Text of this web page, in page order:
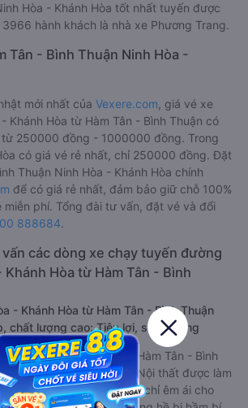
Hòa - Khánh Hòa tốt nhất tuyến được
hành khách là nhà xe Phương Trang.
Tân - Bình Thuận Ninh Hòa -
mới nhất của Vexere.com , giá vé xe
Khánh Hòa từ Hàm Tân - Bình Thuận có
250000 đồng - 1000000 đồng. Trong
có giá vé rẻ nhất, chỉ 250000 đồng. Đặt
Thuận Ninh Hòa - Khánh Hòa chính
để có giá rẻ nhất, đảm bảo giữ chỗ 100%
miễn phí. Tổng đài tư vấn, đặt vé và đổi
888684.
các dòng xe chạy tuyến đường
Khánh Hòa từ Hàm Tân - Bình
- Khánh Hòa từ Hàm Tân - Bình Thuận
chất lượng cao: Tiện lợi, sang trọng
Hòa - Khánh Hòa từ Hàm Tân - Bình
cải tiến từ xe 16 chỗ. Nội thất được làm
chuẩn Châu Âu, không chỉ êm ái cho